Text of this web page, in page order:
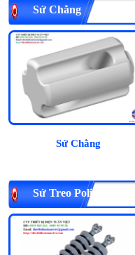
Sứ Chằng
Sứ Chằng
Sứ Treo Polimer 24kV